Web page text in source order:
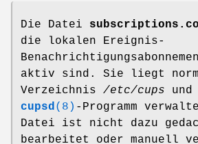
Die Datei
die lokalen Ereignis-
aktiv sind. Sie liegt
Verzeichnis /etc/cups und
cupsd(8) -Programm
Datei ist nicht dazu
bearbeitet oder manuell